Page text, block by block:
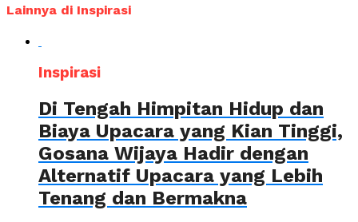
Lainnya di Inspirasi
Inspirasi
Di Tengah Himpitan Hidup dan
Biaya Upacara yang Kian Tinggi,
Gosana Wijaya Hadir dengan
Alternatif Upacara yang Lebih
Tenang dan Bermakna